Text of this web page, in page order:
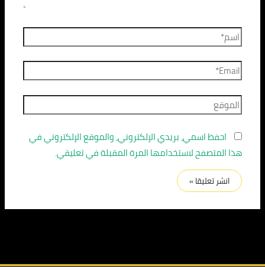
احفظ اسمي، بريدي الإلكتروني، والموقع الإلكتروني في
هذا المتصفح لاستخدامها المرة المقبلة في تعليقي.